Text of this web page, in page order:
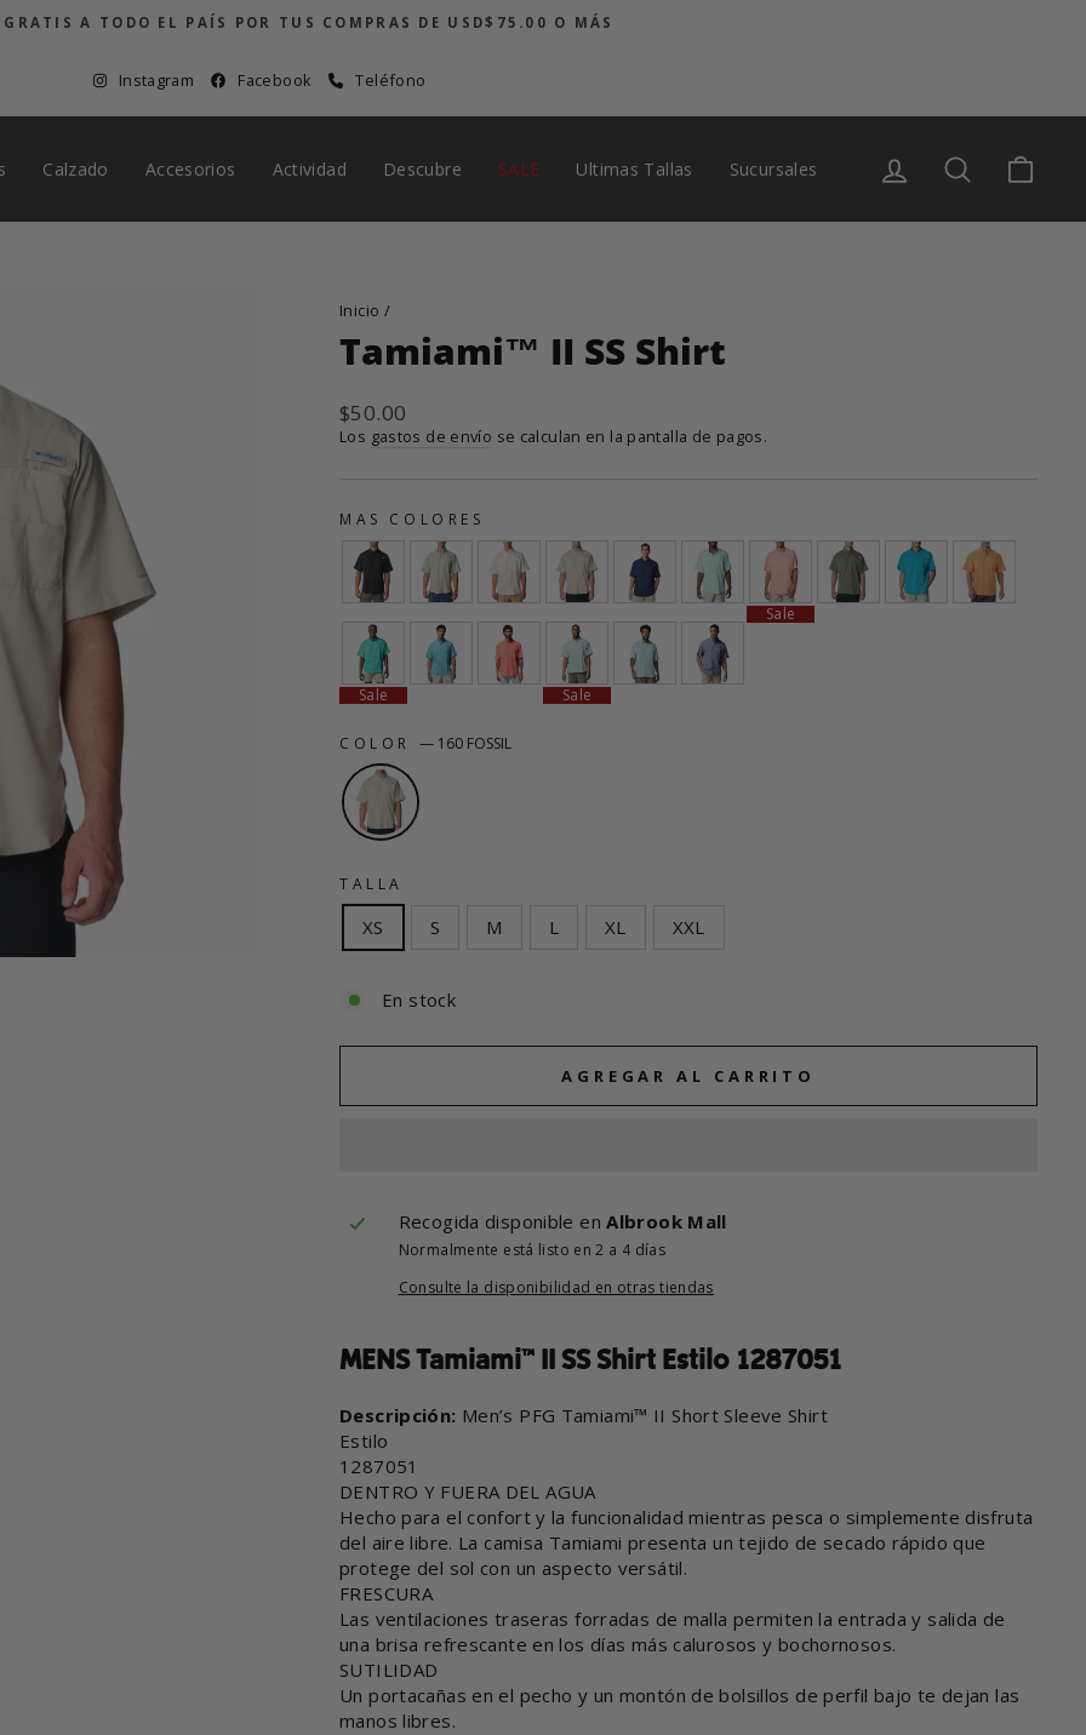
pausa
GRATIS A TODO EL PAÍS POR TUS COMPRAS DE USD$75.00 O MÁS
Instagram Facebook Teléfono
Calzado Accesorios Actividad Descubre SALE Ultimas Tallas Sucursales Ingresar Buscar
Inicio /
Tamiami™ II SS Shirt
Precio
habitual
$50.00
Los gastos de envío se calculan en la pantalla de pagos.
MAS COLORES
Sale
Sale Sale
COLOR — 160 FOSSIL
TALLA
XS S M L XL XXL
En stock
AGREGAR AL CARRITO
Recogida disponible enAlbrook Mall
Normalmente está listo en 2 a 4 días
Consulte la disponibilidad en otras tiendas
MENS Tamiami™ II SS Shirt Estilo 1287051
Descripción: Men’s PFG Tamiami™ II Short Sleeve Shirt
Estilo
1287051
DENTRO Y FUERA DEL AGUA
Hecho para el confort y la funcionalidad mientras pesca o simplemente disfruta
del aire libre. La camisa Tamiami presenta un tejido de secado rápido que
protege del sol con un aspecto versátil.
FRESCURA
Las ventilaciones traseras forradas de malla permiten la entrada y salida de
una brisa refrescante en los días más calurosos y bochornosos.
SUTILIDAD
Un portacañas en el pecho y un montón de bolsillos de perfil bajo te dejan las
manos libres.